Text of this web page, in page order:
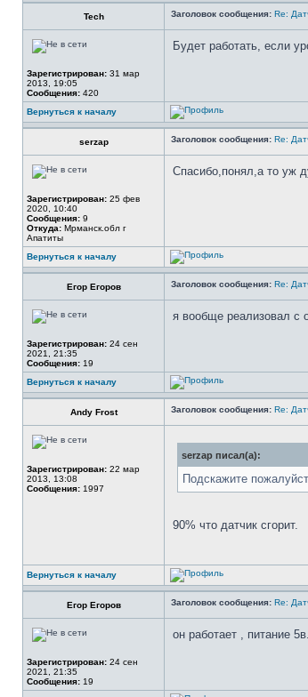
Tech Заголовок сообщения: Re:
Зарегистрирован: 31 мар
2013, 19:05
Сообщения: 420
Будет работать, если
Вернуться к началу
serzap Заголовок сообщения: Re:
Зарегистрирован: 25 фев
2020, 10:40
Сообщения: 9
Откуда: Мрманск.обл г
Апатиты
Спасибо,понял,а то уж
Вернуться к началу
Егор Егоров Заголовок сообщения: Re:
Зарегистрирован: 24 сен
2021, 21:35
Сообщения: 19
я вообще реализовал с
Вернуться к началу
Andy Frost Заголовок сообщения: Re:
Зарегистрирован: 22 мар
2013, 13:08
Сообщения: 1997
serzap писал(а):
Подскажите
90% что датчик сгорит.
Вернуться к началу
Егор Егоров Заголовок сообщения: Re:
Зарегистрирован: 24 сен
2021, 21:35
Сообщения: 19
он работает , питание